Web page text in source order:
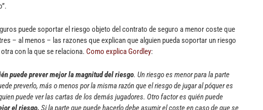
puede soportar el riesgo objeto del contrato de seguro a menor coste que
– al menos – las razones que explican que alguien pueda soportar un riesgo
con la que se relaciona. Como explica Gordley:
puede prever mejor la magnitud del riesgo. Un riesgo es menor para la parte
preverlo, más o menos por la misma razón que el riesgo de jugar al póquer es
puede ver las cartas de los demás jugadores. Otro factor es quién puede
el riesgo. Si la parte que puede hacerlo debe asumir el coste en caso de que se